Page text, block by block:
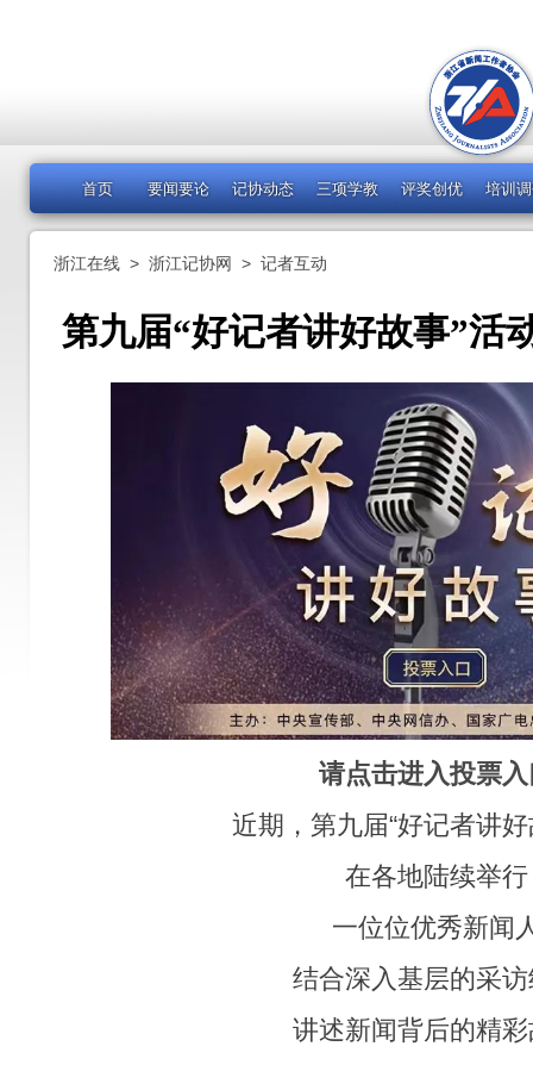
首页 要闻要论 记协动态 三项学教 评奖创优 培训
浙江在线 > 浙江记协网 > 记者互动
第九届“好记者讲好故事”活
请点击进入投票
近期，第九届“好记者讲
在各地陆续举行
一位位优秀新闻
结合深入基层的采
讲述新闻背后的精